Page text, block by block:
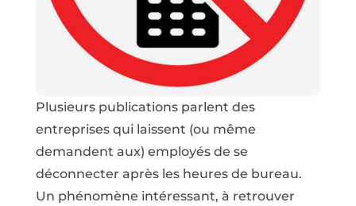
Plusieurs publications parlent des
entreprises qui laissent (ou même
demandent aux) employés de se
déconnecter après les heures de bureau.
Un phénomène intéressant, à retrouver